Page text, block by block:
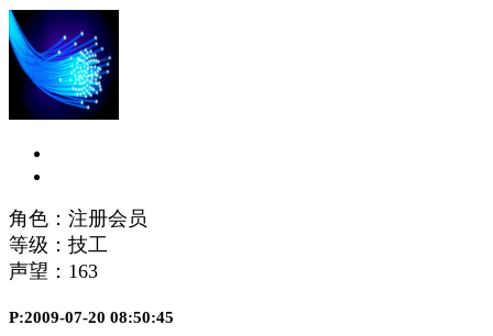
角色：注册会员
等级：技工
声望： 163
P:2009-07-20 08:50:45